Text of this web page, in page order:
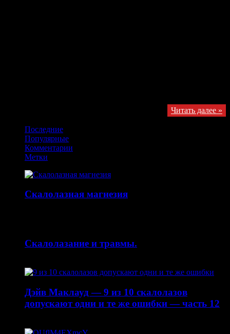
Читать далее »
Последние
Популярные
Комментарии
Метки
Скалолазная магнезия
Скалолазание и травмы.
Дэйв Маклауд — 9 из 10 скалолазов
допускают одни и те же ошибки — часть 12